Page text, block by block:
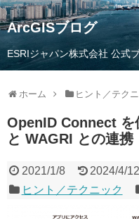
ArcGISブログ
ESRIジャパン株式会社 公式
ホーム ヒント／テク
OpenID Connect
と WAGRI との連携
2021/1/8
2024/4/12
ヒント／テクニック